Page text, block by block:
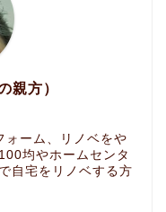
親方）
ーム、リノベをや
均やホームセンタ
自宅をリノベする方